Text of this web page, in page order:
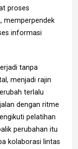
proses
memperpendek
informasi
tanpa
menjadi rajin
terlalu
dengan ritme
pelatihan
perubahan itu
kolaborasi lintas